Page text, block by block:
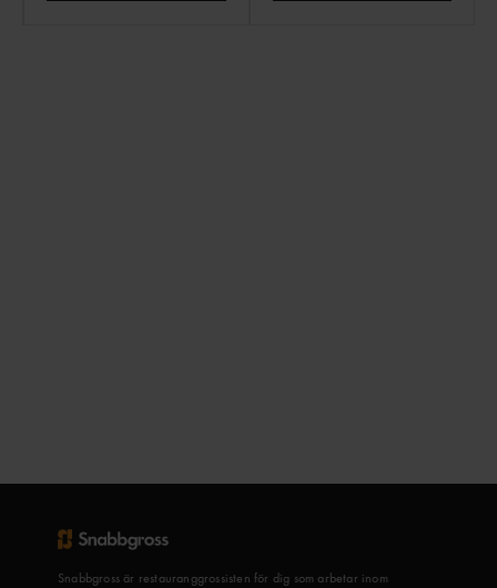
Snabbgross är restauranggrossisten för dig som arbetar inom